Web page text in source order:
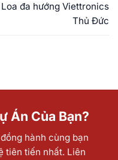
Loa đa hướng Viettronics
Thủ Đức
Án Của Bạn?
hành cùng bạn
tiên tiến nhất. Liên